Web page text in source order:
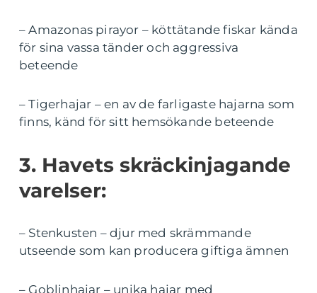
– Amazonas pirayor – köttätande fiskar kända
för sina vassa tänder och aggressiva
beteende
– Tigerhajar – en av de farligaste hajarna som
finns, känd för sitt hemsökande beteende
3. Havets skräckinjagande
varelser:
– Stenkusten – djur med skrämmande
utseende som kan producera giftiga ämnen
– Goblinhajar – unika hajar med